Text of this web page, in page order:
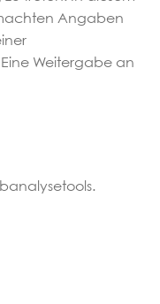
Angaben
Weitergabe an